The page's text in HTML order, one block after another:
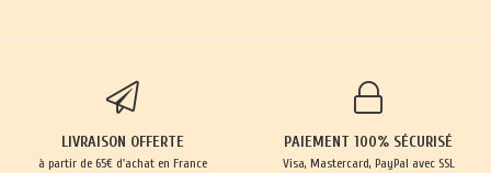
LIVRAISON OFFERTE
à partir de 65€ d'achat en France
PAIEMENT 100% SÉCURISÉ
Visa, Mastercard, PayPal avec SSL